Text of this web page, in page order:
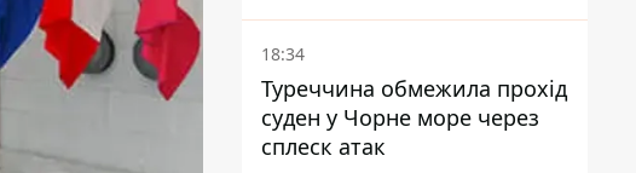
на 10 км - експерт
попередив про посилення
18:34
Туреччина обмежила прохід
суден у Чорне море через
сплеск атак